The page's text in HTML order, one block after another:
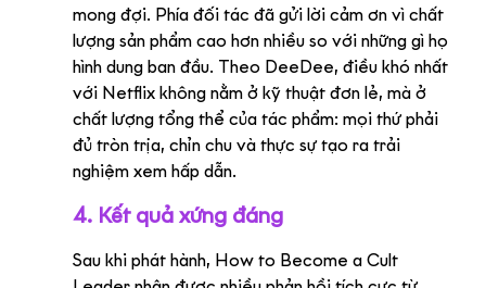
mong đợi. Phía đối tác đã gửi lời cảm ơn vì chất
lượng sản phẩm cao hơn nhiều so với những gì họ
hình dung ban đầu. Theo DeeDee, điều khó nhất
với Netflix không nằm ở kỹ thuật đơn lẻ, mà ở
chất lượng tổng thể của tác phẩm: mọi thứ phải
đủ tròn trịa, chỉn chu và thực sự tạo ra trải
nghiệm xem hấp dẫn.
4. Kết quả xứng đáng
Sau khi phát hành, How to Become a Cult